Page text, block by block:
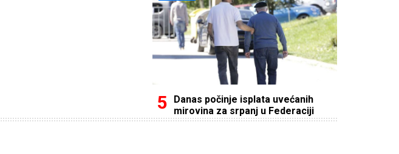
Danas počinje isplata uvećanih
mirovina za srpanj u Federaciji